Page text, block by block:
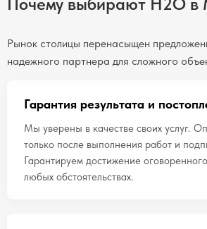
Рынок столицы перенасыщен
надежного партнера для сложного
Гарантия результата и
Мы уверены в качестве своих услуг.
только после выполнения работ и
Гарантируем достижение
любых обстоятельствах.